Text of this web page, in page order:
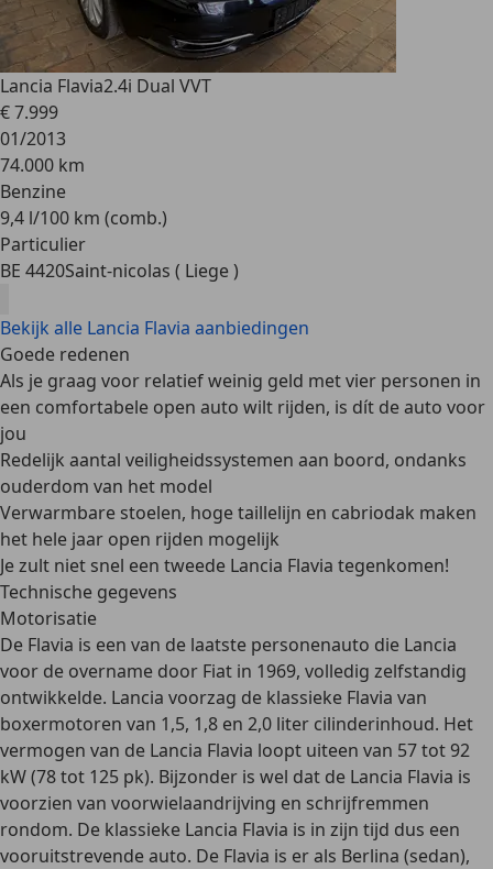
Lancia Flavia2.4i Dual VVT
€ 7.999
01/2013
74.000 km
Benzine
9,4 l/100 km (comb.)
Particulier
BE 4420Saint-nicolas ( Liege )
Bekijk alle Lancia Flavia aanbiedingen
Goede redenen
Als je graag voor relatief weinig geld met vier personen in
een comfortabele open auto wilt rijden, is dít de auto voor
jou
Redelijk aantal veiligheidssystemen aan boord, ondanks
ouderdom van het model
Verwarmbare stoelen, hoge taillelijn en cabriodak maken
het hele jaar open rijden mogelijk
Je zult niet snel een tweede Lancia Flavia tegenkomen!
Technische gegevens
Motorisatie
De Flavia is een van de laatste personenauto die Lancia
voor de overname door Fiat in 1969, volledig zelfstandig
ontwikkelde. Lancia voorzag de klassieke Flavia van
boxermotoren van 1,5, 1,8 en 2,0 liter cilinderinhoud. Het
vermogen van de Lancia Flavia loopt uiteen van 57 tot 92
kW (78 tot 125 pk). Bijzonder is wel dat de Lancia Flavia is
voorzien van voorwielaandrijving en schrijfremmen
rondom. De klassieke Lancia Flavia is in zijn tijd dus een
vooruitstrevende auto. De Flavia is er als Berlina (sedan),